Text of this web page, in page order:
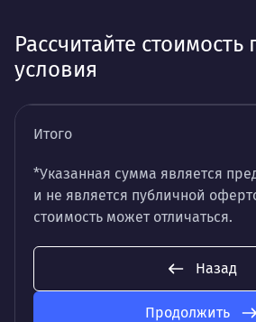
Рассчитайте
условия
Итого
*Указанная сумма является
и не является публичной
стоимость может отличаться.
Назад
Продолжить